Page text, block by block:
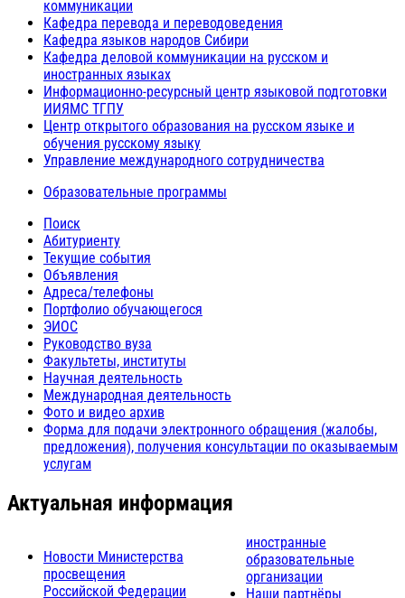
коммуникации
Кафедра перевода и переводоведения
Кафедра языков народов Сибири
Кафедра деловой коммуникации на русском и
иностранных языках
Информационно-ресурсный центр языковой подготовки
ИИЯМС ТГПУ
Центр открытого образования на русском языке и
обучения русскому языку
Управление международного сотрудничества
Образовательные программы
Поиск
Абитуриенту
Текущие события
Объявления
Адреса/телефоны
Портфолио обучающегося
ЭИОС
Руководство вуза
Факультеты, институты
Научная деятельность
Международная деятельность
Фото и видео архив
Форма для подачи электронного обращения (жалобы,
предложения), получения консультации по оказываемым
услугам
Актуальная информация
Новости Министерства
просвещения
Российской Федерации
иностранные
образовательные
организации
Наши партнёры